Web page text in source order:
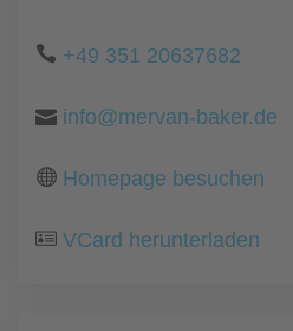
+49 351 20637682
info@mervan-baker.de
Homepage besuchen
VCard herunterladen